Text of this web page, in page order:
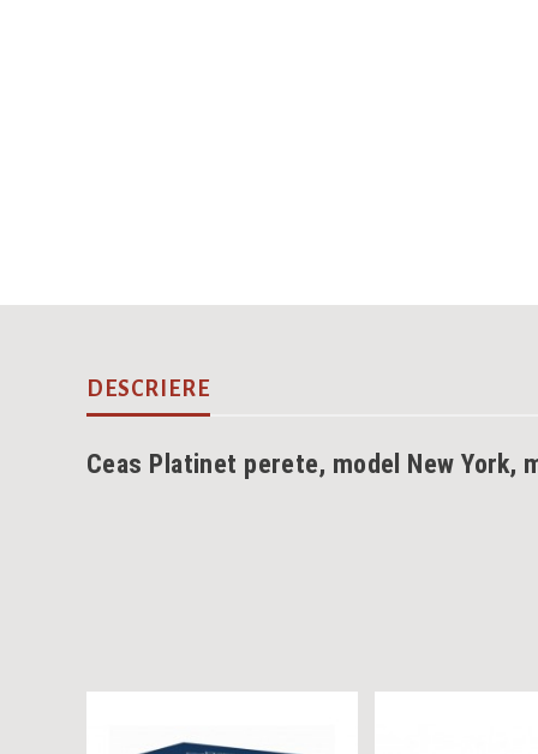
DESCRIERE
Ceas Platinet perete, model New York,